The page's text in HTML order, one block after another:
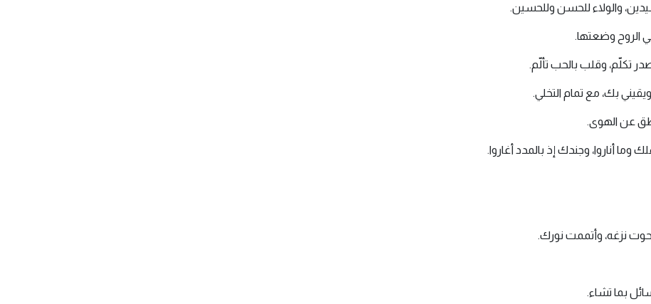
والولاء للحسن وللحسين.
في الروح وضعتها.
تكلّم، وقلب بالحب تألّم.
بك، مع تمام التخلي.
عن الهوى.
وما أناروا، وجندك إذ بالمدد أغاروا.
نزغه، وأتممت نورك.
بما تشاء.